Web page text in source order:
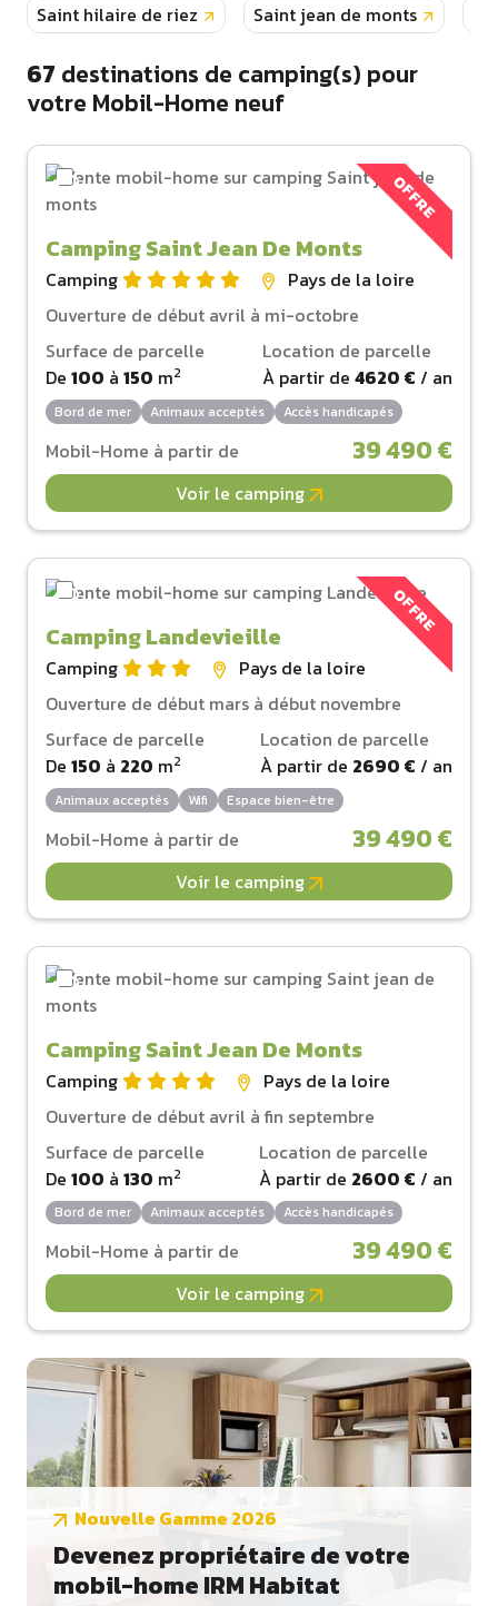
Saint hilaire de riez Saint jean de monts
67 destinations de camping(s) pour
votre Mobil-Home neuf
OFFRE
Camping Saint Jean De Monts
Camping
Pays de la loire
Ouverture de début avril à mi-octobre
Surface de parcelle
De 100 à 150 m2
Location de parcelle
À partir de 4620 € / an
Bord de mer Animaux acceptés Accès handicapés
Mobil-Home à partir de 39 490 €
Voir le camping
OFFRE
Camping Landevieille
Camping
Pays de la loire
Ouverture de début mars à début novembre
Surface de parcelle
De 150 à 220 m2
Location de parcelle
À partir de 2690 € / an
Animaux acceptés Wifi Espace bien-être
Mobil-Home à partir de 39 490 €
Voir le camping
Camping Saint Jean De Monts
Camping
Pays de la loire
Ouverture de début avril à fin septembre
Surface de parcelle
De 100 à 130 m2
Location de parcelle
À partir de 2600 € / an
Bord de mer Animaux acceptés Accès handicapés
Mobil-Home à partir de 39 490 €
Voir le camping
Nouvelle Gamme 2026
Devenez propriétaire de votre
mobil-home IRM Habitat